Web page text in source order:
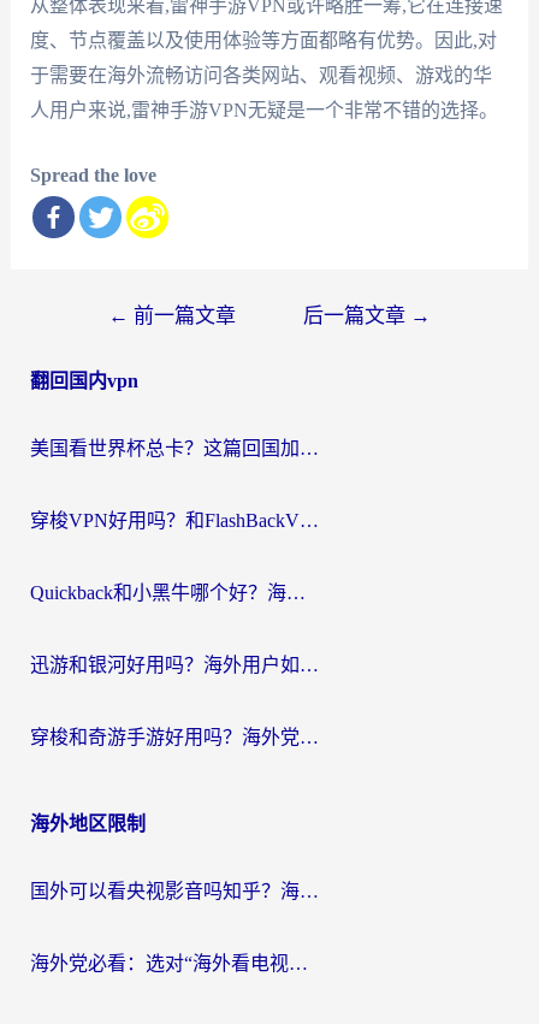
从整体表现来看,雷神手游VPN或许略胜一筹,它在连接速
度、节点覆盖以及使用体验等方面都略有优势。因此,对
于需要在海外流畅访问各类网站、观看视频、游戏的华
人用户来说,雷神手游VPN无疑是一个非常不错的选择。
Spread the love
导
← 前一篇文章 后一篇文章 →
翻回国内vpn
美国看世界杯总卡？这篇回国加速器指南帮你无缝刷国内资源（附苹果手机VPN设置步骤）
穿梭VPN好用吗？和FlashBackVPN对比哪个回国效果更好？
Quickback和小黑牛哪个好？海外党亲测指南，选对回国加速器秒回国内
迅游和银河好用吗？海外用户如何选择回国加速器实现无缝访问国内资源
穿梭和奇游手游好用吗？海外党亲测3款回国加速器，附蜜蜂加速器七天试用攻略
海外地区限制
国外可以看央视影音吗知乎？海外党亲测有效的回国加速方案
海外党必看：选对“海外看电视剧软件”，再也不用愁国内剧刷不了